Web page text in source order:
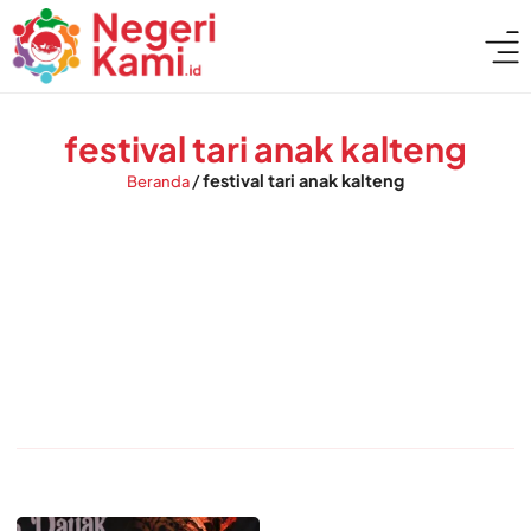
festival tari anak kalteng
Beranda/festival tari anak kalteng